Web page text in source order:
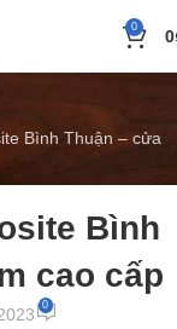
0 0
Bình Thuận – cửa
Bình
cao cấp
0